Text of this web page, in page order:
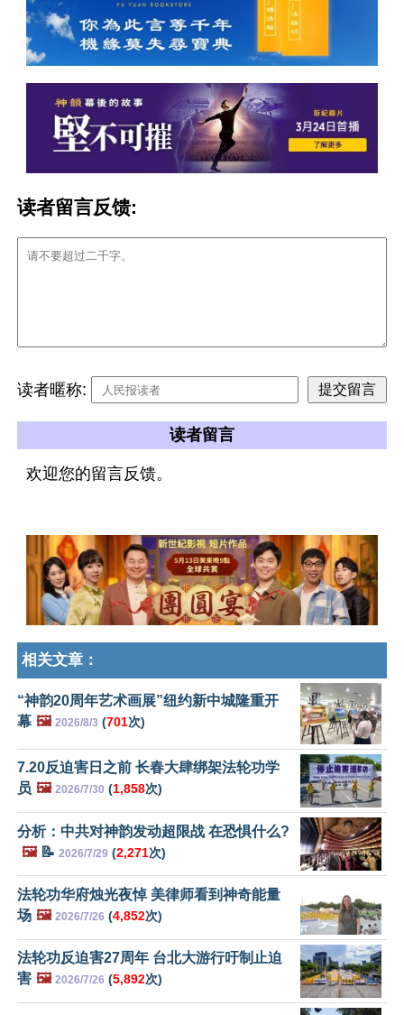
读者留言反馈:
读者暱称:
读者留言
欢迎您的留言反馈。
相关文章：
“神韵20周年艺术画展”纽约新中城隆重开
幕 🖼️ 2026/8/3 (701次)
7.20反迫害日之前 长春大肆绑架法轮功学
员 🖼️ 2026/7/30 (1,858次)
分析：中共对神韵发动超限战 在恐惧什么?
🖼️📝 2026/7/29 (2,271次)
法轮功华府烛光夜悼 美律师看到神奇能量
场 🖼️ 2026/7/26 (4,852次)
法轮功反迫害27周年 台北大游行吁制止迫
害 🖼️ 2026/7/26 (5,892次)